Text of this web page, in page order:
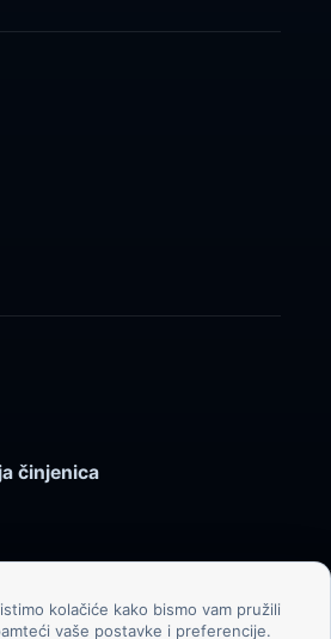
činjenica
Sva prava pridržana.
kolačiće kako bismo vam pružili
vaše postavke i preferencije.